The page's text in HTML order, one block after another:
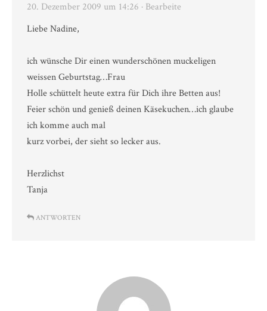
20. Dezember 2009 um 14:26 · Bearbeite
Liebe Nadine,
ich wünsche Dir einen wunderschönen muckeligen
weissen Geburtstag…Frau
Holle schüttelt heute extra für Dich ihre Betten aus!
Feier schön und genieß deinen Käsekuchen…ich glaube
ich komme auch mal
kurz vorbei, der sieht so lecker aus.
Herzlichst
Tanja
ANTWORTEN